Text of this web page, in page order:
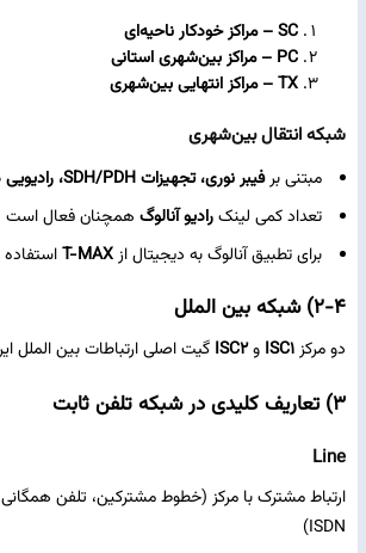
SC – مراکز خودکار ناحیه‌ای
PC – مراکز بین‌شهری استانی
TX – مراکز انتهایی بین‌شهری
شبکه انتقال بین‌شهری
مبتنی برفیبر نوری، تجهیزات SDH/PDH، رادیویی دیجیتال
تعداد کمی لینکرادیو آنالوگ همچنان فعال است
برای تطبیق آنالوگ به دیجیتال ازT-MAX
۲-۴) شبکه بین‌ الملل
دو مرکزISC1 وISC2 گیت اصلی ارتباطات بین‌ الملل
۳) تعاریف کلیدی در شبکه تلفن ثابت
Line
ISDN)